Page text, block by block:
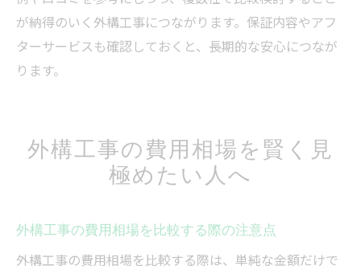
が納得のいく外構工事につながります。保証内容やアフ
ターサービスも確認しておくと、長期的な安心につなが
ります。
外構工事の費用相場を賢く見
極めたい人へ
外構工事の費用相場を比較する際の注意点
外構工事の費用相場を比較する際は、単純な金額だけで